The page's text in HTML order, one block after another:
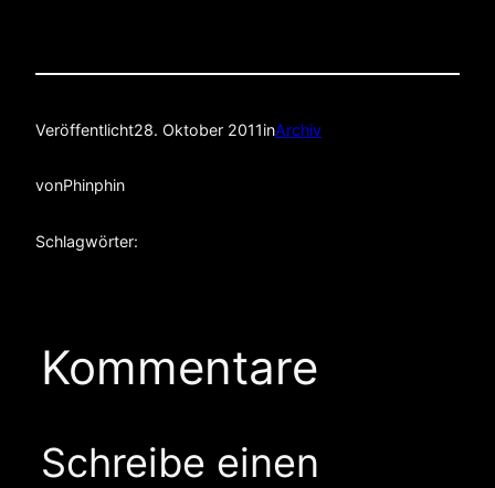
Veröffentlicht28. Oktober 2011inArchiv
vonPhinphin
Schlagwörter:
Kommentare
Schreibe einen